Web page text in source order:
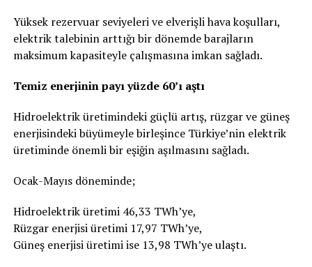
Yüksek rezervuar seviyeleri ve elverişli hava koşulları,
elektrik talebinin arttığı bir dönemde barajların
maksimum kapasiteyle çalışmasına imkan sağladı.
Temiz enerjinin payı yüzde 60’ı aştı
Hidroelektrik üretimindeki güçlü artış, rüzgar ve güneş
enerjisindeki büyümeyle birleşince Türkiye’nin elektrik
üretiminde önemli bir eşiğin aşılmasını sağladı.
Ocak-Mayıs döneminde;
Hidroelektrik üretimi 46,33 TWh’ye,
Rüzgar enerjisi üretimi 17,97 TWh’ye,
Güneş enerjisi üretimi ise 13,98 TWh’ye ulaştı.